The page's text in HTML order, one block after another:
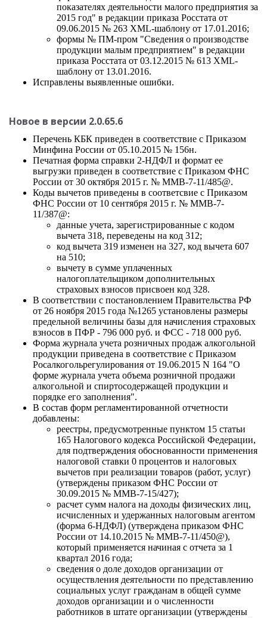
показателях деятельности малого предприятия за
2015 год" в редакции приказа Росстата от
09.06.2015 № 263 XML-шаблону от 17.01.2016;
формы № ПМ-пром "Сведения о производстве
продукции малым предприятием" в редакции
приказа Росстата от 03.12.2015 № 613 XML-
шаблону от 13.01.2016.
Исправлены выявленные ошибки.
Новое в версии 2.0.65.6
Перечень КБК приведен в соответствие с Приказом
Минфина России от 05.10.2015 № 156н.
Печатная форма справки 2-НДФЛ и формат ее
выгрузки приведен в соответствие с Приказом ФНС
России от 30 октября 2015 г. № ММВ-7-11/485@.
Коды вычетов приведены в соответсвие с Приказом
ФНС России от 10 сентября 2015 г. № ММВ-7-
11/387@:
данные учета, зарегистрированные с кодом
вычета 318, переведены на код 312;
код вычета 319 изменен на 327, код вычета 607
на 510;
вычету в сумме уплаченных
налогоплательщиком дополнительных
страховых взносов присвоен код 328.
В соответствии с постановлением Правительства РФ
от 26 ноября 2015 года №1265 установлены размеры
предельной величины базы для начисления страховых
взносов в ПФР - 796 000 руб. и ФСС - 718 000 руб.
Форма журнала учета розничных продаж алкогольной
продукции приведена в соответствие с Приказом
Росалкогольрегулирования от 19.06.2015 N 164 "О
форме журнала учета объема розничной продажи
алкогольной и спиртосодержащей продукции и
порядке его заполнения".
В состав форм регламентированной отчетности
добавлены:
реестры, предусмотренные пунктом 15 статьи
165 Налогового кодекса Российской Федерации,
для подтверждения обоснованности применения
налоговой ставки 0 процентов и налоговых
вычетов при реализации товаров (работ, услуг)
(утверждены приказом ФНС России от
30.09.2015 № MMB-7-15/427);
расчет сумм налога на доходы физических лиц,
исчисленных и удержанных налоговым агентом
(форма 6-НДФЛ) (утверждена приказом ФНС
России от 14.10.2015 № ММВ-7-11/450@),
который применяется начиная с отчета за 1
квартал 2016 года;
сведения о доле доходов организации от
осуществления деятельности по представлению
социальных услуг гражданам в общей сумме
доходов организации и о численности
работников в штате организации (утверждены